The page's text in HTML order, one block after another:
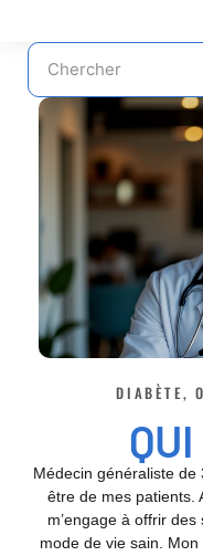
DIABÈTE,
Médecin généraliste
être de mes patients.
m’engage à offrir
mode de vie sain.